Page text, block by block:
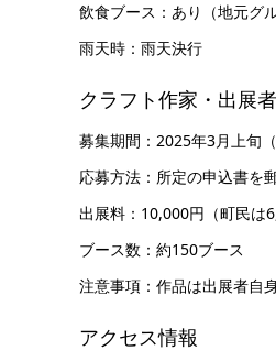
飲食ブース：あり（地元グ
雨天時：雨天決行
クラフト作家・出展
募集期間：2025年3月上旬（
応募方法：所定の申込書を
出展料：10,000円（町民は
ブース数：約150ブース
注意事項：作品は出展者自
アクセス情報